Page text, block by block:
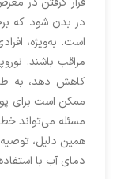
در بدن شود که
است. به‌ویژه،
مراقب باشند.
کاهش دهد، به
ممکن است برای
مسئله می‌تواند
همین دلیل،
دمای آب با